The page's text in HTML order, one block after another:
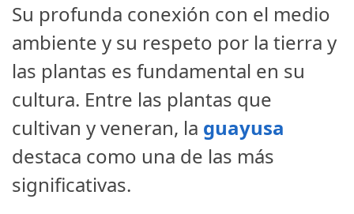
Su profunda conexión con el medio
ambiente y su respeto por la tierra y
las plantas es fundamental en su
cultura. Entre las plantas que
cultivan y veneran, la guayusa
destaca como una de las más
significativas.